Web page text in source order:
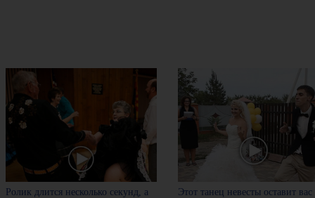
Ролик длится несколько секунд, а
Этот танец невесты оставит вас